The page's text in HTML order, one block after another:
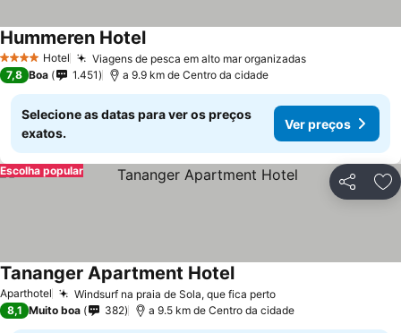
4 EstrelasHotel Viagens de pesca em alto mar organizadas
Hummeren Hotel
7,8 Boa 1.451 a 9.9 km de Centro da cidade
Selecione as datas para ver os preços
exatos.
Ver preços
Partilhar
Escolha popular
Aparthotel Windsurf na praia de Sola, que fica perto
Tananger Apartment Hotel
8,1 Muito boa 382 a 9.5 km de Centro da cidade